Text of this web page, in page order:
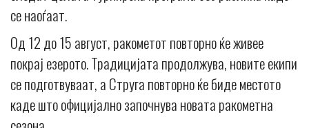
се наоѓаат.
Од 12 до 15 август, ракометот повторно ќе живее
покрај езерото. Традицијата продолжува, новите екипи
се подготвуваат, а Струга повторно ќе биде местото
каде што официјално започнува новата ракометна